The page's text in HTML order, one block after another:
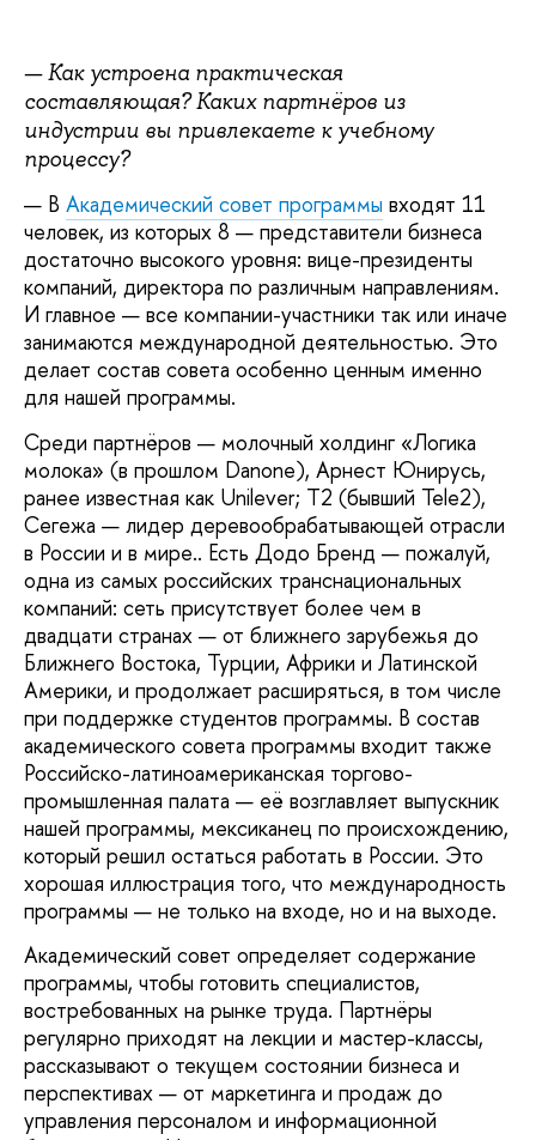
— Как устроена практическая
составляющая? Каких партнёров из
индустрии вы привлекаете к учебному
процессу?
— В Академический совет программы входят 11
человек, из которых 8 — представители бизнеса
достаточно высокого уровня: вице-президенты
компаний, директора по различным направлениям.
И главное — все компании-участники так или иначе
занимаются международной деятельностью. Это
делает состав совета особенно ценным именно
для нашей программы.
Среди партнёров — молочный холдинг «Логика
молока» (в прошлом Danone), Арнест Юнирусь,
ранее известная как Unilever; Т2 (бывший Tele2),
Сегежа — лидер деревообрабатывающей отрасли
в России и в мире.. Есть Додо Бренд — пожалуй,
одна из самых российских транснациональных
компаний: сеть присутствует более чем в
двадцати странах — от ближнего зарубежья до
Ближнего Востока, Турции, Африки и Латинской
Америки, и продолжает расширяться, в том числе
при поддержке студентов программы. В состав
академического совета программы входит также
Российско-латиноамериканская торгово-
промышленная палата — её возглавляет выпускник
нашей программы, мексиканец по происхождению,
который решил остаться работать в России. Это
хорошая иллюстрация того, что международность
программы — не только на входе, но и на выходе.
Академический совет определяет содержание
программы, чтобы готовить специалистов,
востребованных на рынке труда. Партнёры
регулярно приходят на лекции и мастер-классы,
рассказывают о текущем состоянии бизнеса и
перспективах — от маркетинга и продаж до
управления персоналом и информационной